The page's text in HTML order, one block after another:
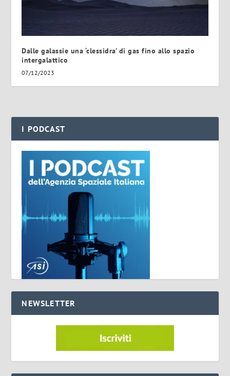
Dalle galassie una ‘clessidra’ di gas fino allo spazio
intergalattico
07/12/2023
I PODCAST
NEWSLETTER